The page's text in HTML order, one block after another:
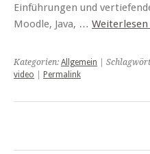
Einführungen und
Moodle, Java, … Weiterlesen
Kategorien: Allgemein |
video
Permalink